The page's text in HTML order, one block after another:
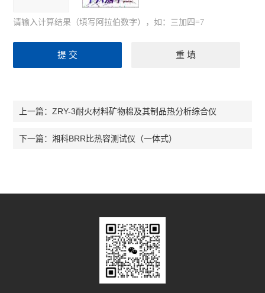
请输入计算结果（填写阿拉伯数字），如：三加四=7
上一篇：ZRY-3耐火材料矿物棉及其制品热分析综合仪
下一篇：湘科BRR比热容测试仪（一体式）